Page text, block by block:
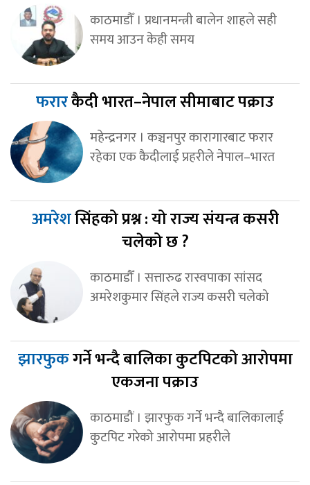
काठमाडौँ । प्रधानमन्त्री बालेन शाहले सही
समय आउन केही समय
फरारकैदी भारत–नेपाल सीमाबाट पक्राउ
महेन्द्रनगर । कञ्चनपुर कारागारबाट फरार
रहेका एक कैदीलाई प्रहरीले नेपाल–भारत
अमरेशसिंहको प्रश्न : यो राज्य संयन्त्र कसरी
चलेको छ ?
काठमाडौँ । सत्तारुढ रास्वपाका सांसद
अमरेशकुमार सिंहले राज्य कसरी चलेको
झारफुकगर्ने भन्दै बालिका कुटपिटको आरोपमा
एकजना पक्राउ
काठमाडौं । झारफुक गर्ने भन्दै बालिकालाई
कुटपिट गरेको आरोपमा प्रहरीले